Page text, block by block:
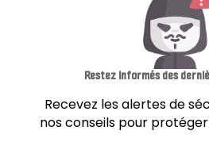
Restez informés des
Recevez les alertes de
nos conseils pour